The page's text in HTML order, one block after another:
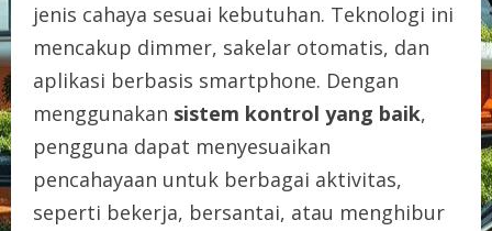
jenis cahaya sesuai kebutuhan. Teknologi ini
mencakup dimmer, sakelar otomatis, dan
aplikasi berbasis smartphone. Dengan
menggunakan sistem kontrol yang baik,
pengguna dapat menyesuaikan
pencahayaan untuk berbagai aktivitas,
seperti bekerja, bersantai, atau menghibur